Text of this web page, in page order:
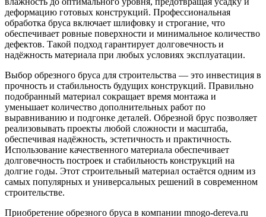
деформацию готовых конструкций. Профессиональная
обработка бруса включает шлифовку и строгание, что
обеспечивает ровные поверхности и минимальное количество
дефектов. Такой подход гарантирует долговечность и
надёжность материала при любых условиях эксплуатации.
Выбор обрезного бруса для строительства — это инвестиция в
прочность и стабильность будущих конструкций. Правильно
подобранный материал сокращает время монтажа и
уменьшает количество дополнительных работ по
выравниванию и подгонке деталей. Обрезной брус позволяет
реализовывать проекты любой сложности и масштаба,
обеспечивая надёжность, эстетичность и практичность.
Использование качественного материала обеспечивает
долговечность построек и стабильность конструкций на
долгие годы. Этот строительный материал остаётся одним из
самых популярных и универсальных решений в современном
строительстве.
Приобретение обрезного бруса в компании mnogo-dereva.ru